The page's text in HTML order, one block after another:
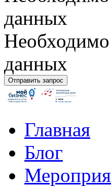
данных
Необходимо
данных
Главная
Блог